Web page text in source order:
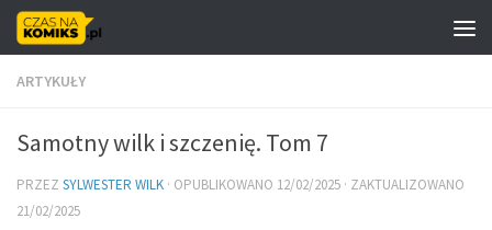
Skip to content
ARTYKUŁY
Samotny wilk i szczenię. Tom 7
PRZEZ SYLWESTER WILK · OPUBLIKOWANO 12/02/2025 · ZAKTUALIZOWANO
21/02/2025